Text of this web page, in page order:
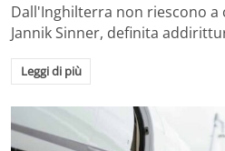
Dall'Inghilterra non riescono a
Jannik Sinner, definita
Leggi di più